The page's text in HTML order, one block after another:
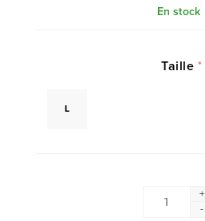
En stock
Taille *
L
+
-